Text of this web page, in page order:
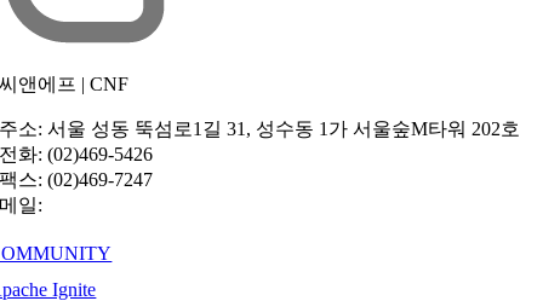
씨앤에프 | CNF
주소: 서울 성동 뚝섬로1길 31, 성수동 1가 서울숲M타워 202호
전화: (02)469-5426
팩스: (02)469-7247
메일:
Ignite